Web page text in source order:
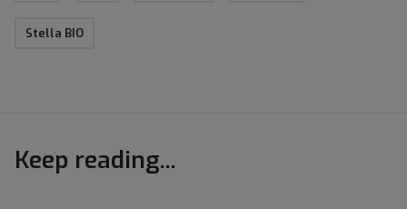
Stella BIO
Keep reading...